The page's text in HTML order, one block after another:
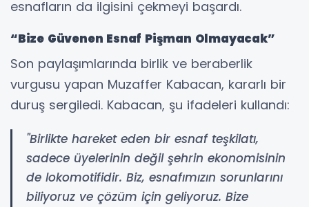
esnafların da ilgisini çekmeyi başardı.
“Bize Güvenen Esnaf Pişman Olmayacak”
Son paylaşımlarında birlik ve beraberlik
vurgusu yapan Muzaffer Kabacan, kararlı bir
duruş sergiledi. Kabacan, şu ifadeleri kullandı:
"Birlikte hareket eden bir esnaf teşkilatı,
sadece üyelerinin değil şehrin ekonomisinin
de lokomotifidir. Biz, esnafımızın sorunlarını
biliyoruz ve çözüm için geliyoruz. Bize